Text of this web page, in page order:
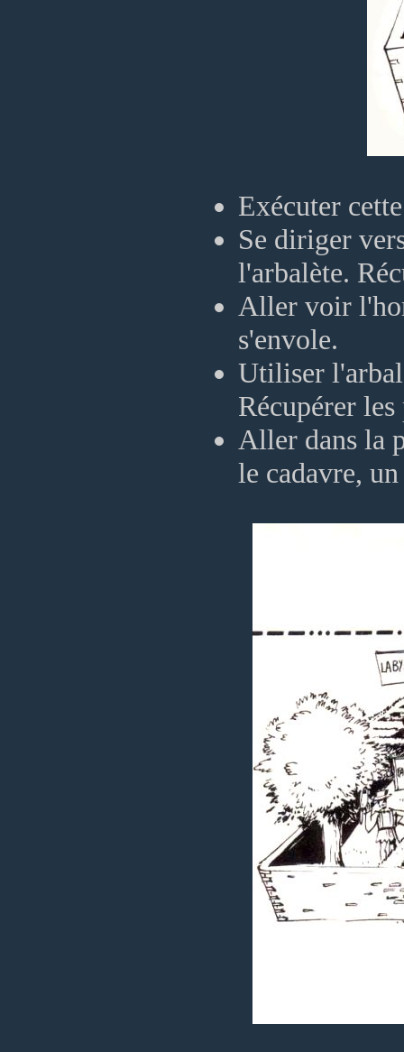
Exécuter
Se diriger
l'arbalète.
Aller voir
s'envole.
Utiliser
Récupérer
Aller dans la
le cadavre,